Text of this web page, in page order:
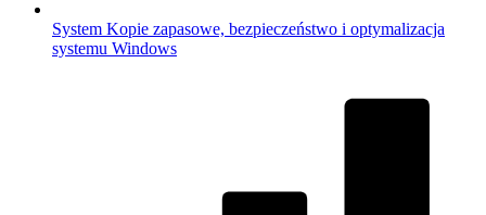
System Kopie zapasowe, bezpieczeństwo i optymalizacja
systemu Windows